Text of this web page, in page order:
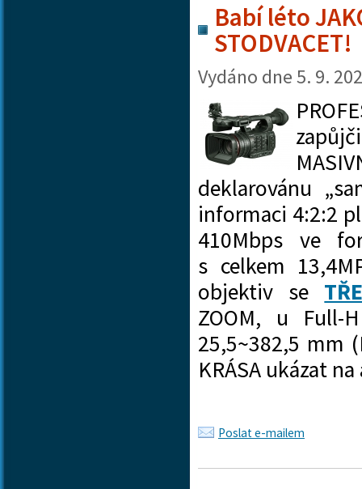
Babí léto
STODVACET!
Vydáno dne5. 9.
deklarovánu
informaci 4:2:2
410Mbps ve
s celkem
objektiv se
ZOOM, u Full-
25,5~382,5 mm
KRÁSA ukázat
Poslat e-mailem